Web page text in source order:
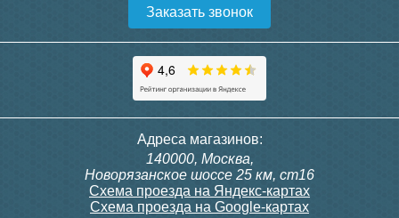
Заказать звонок
Адреса магазинов:
140000, Москва,
Новорязанское шоссе 25 км, ст16
Схема проезда на Яндекс-картах
Схема проезда на Google-картах